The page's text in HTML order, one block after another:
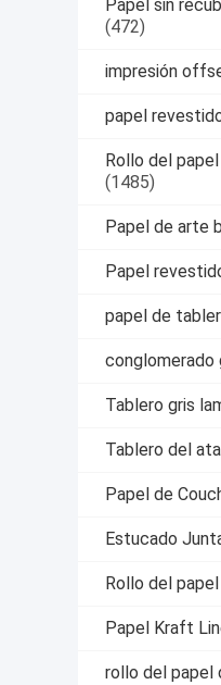
Papel sin
(472)
impresión
papel
Rollo del
(1485)
Papel de arte
Papel
papel de
conglomerado
Tablero gris
Tablero del
Papel de
Estucado
Rollo del
Papel Kraft
rollo del papel